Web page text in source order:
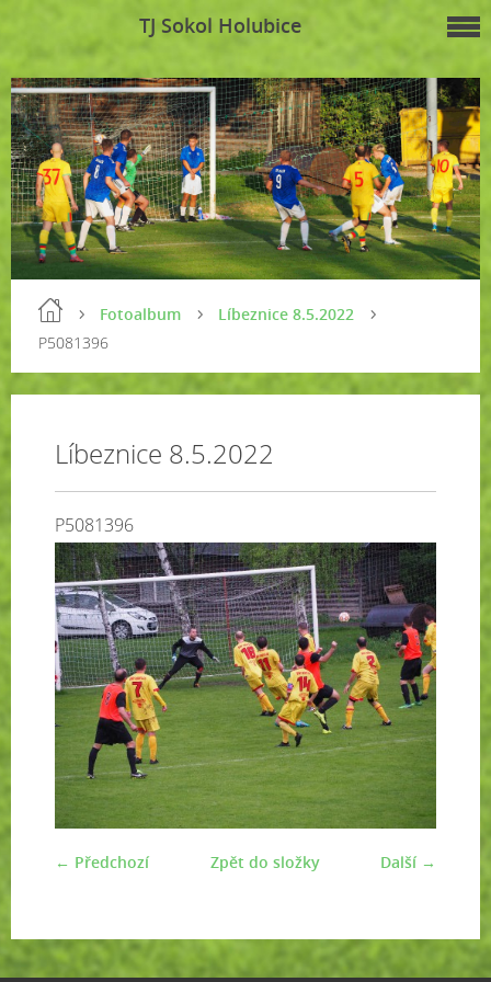
TJ Sokol Holubice
Fotoalbum
Líbeznice 8.5.2022
P5081396
Líbeznice 8.5.2022
P5081396
← Předchozí Další →
Zpět do složky